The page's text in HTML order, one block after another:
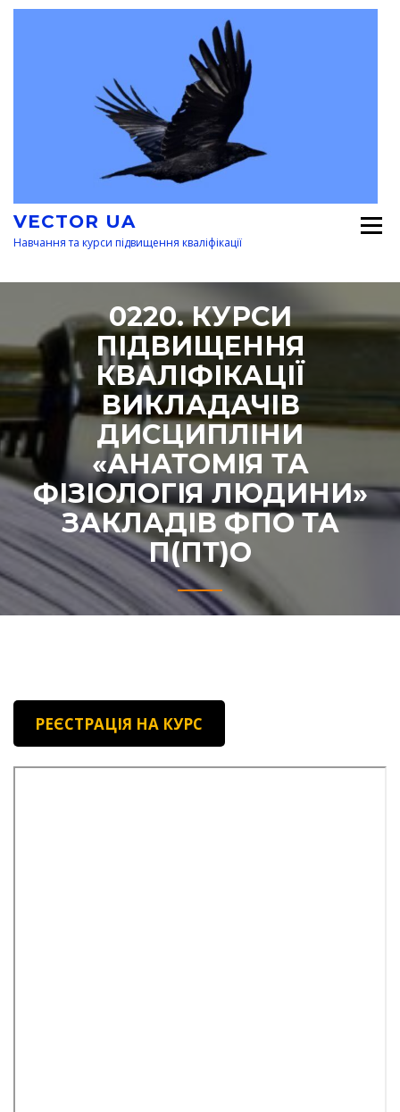
Перейти
VECTOR UA
Навчання та курси підвищення кваліфікації
0220. КУРСИ
ПІДВИЩЕННЯ
КВАЛІФІКАЦІЇ
ВИКЛАДАЧІВ
ДИСЦИПЛІНИ
«АНАТОМІЯ ТА
ФІЗІОЛОГІЯ ЛЮДИНИ»
ЗАКЛАДІВ ФПО ТА
П(ПТ)О
РЕЄСТРАЦІЯ НА КУРС